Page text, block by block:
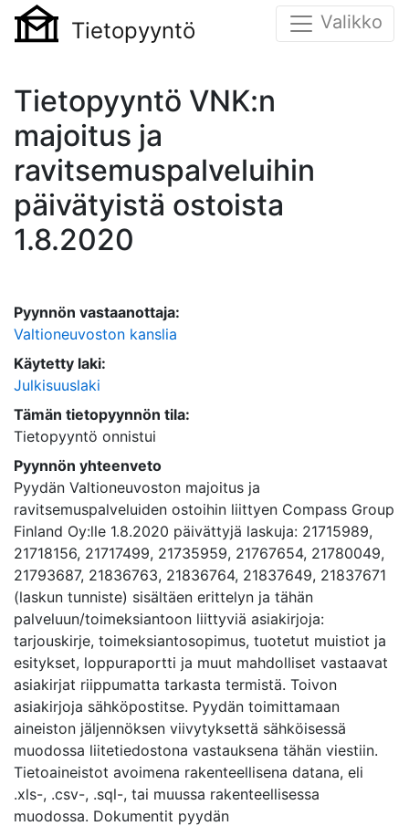
Tietopyyntö Valikko
Tietopyyntö VNK:n
majoitus ja
ravitsemuspalveluihin
päivätyistä ostoista
1.8.2020
Pyynnön vastaanottaja:
Valtioneuvoston kanslia
Käytetty laki:
Julkisuuslaki
Tämän tietopyynnön tila:
Tietopyyntö onnistui
Pyynnön yhteenveto
Pyydän Valtioneuvoston majoitus ja
ravitsemuspalveluiden ostoihin liittyen Compass Group
Finland Oy:lle 1.8.2020 päivättyjä laskuja: 21715989,
21718156, 21717499, 21735959, 21767654, 21780049,
21793687, 21836763, 21836764, 21837649, 21837671
(laskun tunniste) sisältäen erittelyn ja tähän
palveluun/toimeksiantoon liittyviä asiakirjoja:
tarjouskirje, toimeksiantosopimus, tuotetut muistiot ja
esitykset, loppuraportti ja muut mahdolliset vastaavat
asiakirjat riippumatta tarkasta termistä. Toivon
asiakirjoja sähköpostitse. Pyydän toimittamaan
aineiston jäljennöksen viivytyksettä sähköisessä
muodossa liitetiedostona vastauksena tähän viestiin.
Tietoaineistot avoimena rakenteellisena datana, eli
.xls-, .csv-, .sql-, tai muussa rakenteellisessa
muodossa. Dokumentit pyydän